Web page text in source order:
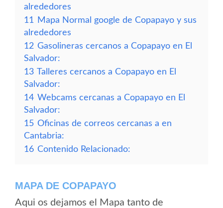
alrededores
11
Mapa Normal google de Copapayo y sus
alrededores
12 Gasolineras cercanos a Copapayo en El
Salvador:
13 Talleres cercanos a Copapayo en El
Salvador:
14 Webcams cercanas a Copapayo en El
Salvador:
15 Oficinas de correos cercanas a en
Cantabria:
16 Contenido Relacionado:
MAPA DE COPAPAYO
Aqui os dejamos el Mapa tanto de